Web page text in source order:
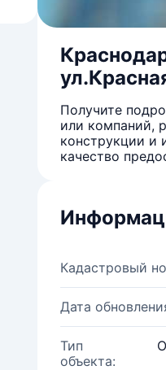
Получите
или компаний,
конструкции и
качество
Кадастровый
Дата
Тип
объекта: